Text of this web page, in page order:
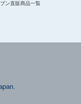
ン直販商品一覧